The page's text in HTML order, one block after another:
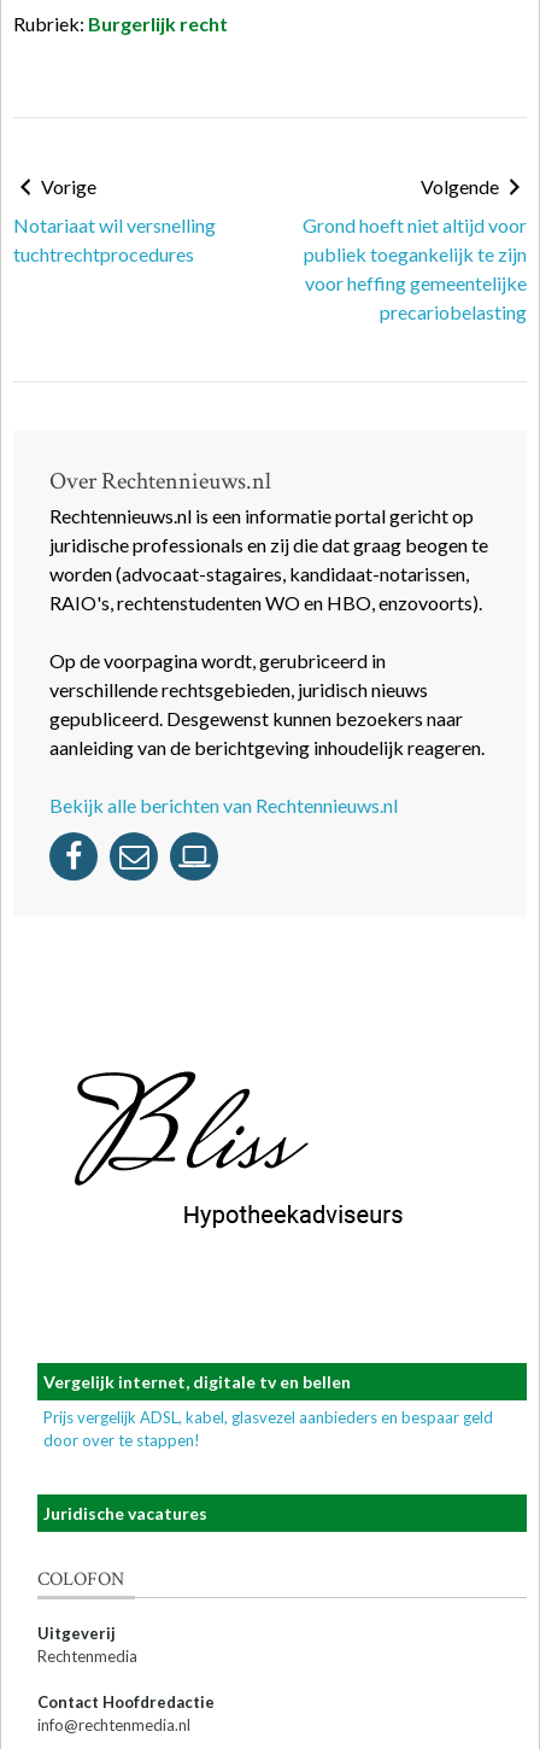
Rubriek: Burgerlijk recht
Vorige
Notariaat wil versnelling
tuchtrechtprocedures
Volgende
Grond hoeft niet altijd voor
publiek toegankelijk te zijn
voor heffing gemeentelijke
precariobelasting
Over Rechtennieuws.nl
Rechtennieuws.nl is een informatie portal gericht op
juridische professionals en zij die dat graag beogen te
worden (advocaat-stagaires, kandidaat-notarissen,
RAIO's, rechtenstudenten WO en HBO, enzovoorts).
Op de voorpagina wordt, gerubriceerd in
verschillende rechtsgebieden, juridisch nieuws
gepubliceerd. Desgewenst kunnen bezoekers naar
aanleiding van de berichtgeving inhoudelijk reageren.
Bekijk alle berichten van Rechtennieuws.nl
Vergelijk internet, digitale tv en bellen
Prijs vergelijk ADSL, kabel, glasvezel aanbieders en bespaar geld
door over te stappen!
Juridische vacatures
COLOFON
Uitgeverij
Rechtenmedia
Contact Hoofdredactie
info@rechtenmedia.nl